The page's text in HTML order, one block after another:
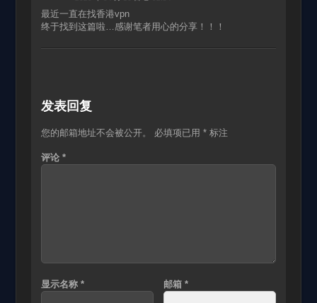
最近一直在找香港vpn
终于找到这篇啦…感谢笔者用心的分享！！！
发表回复
您的邮箱地址不会被公开。 必填项已用 *标注
评论 *
显示名称 * 邮箱 *